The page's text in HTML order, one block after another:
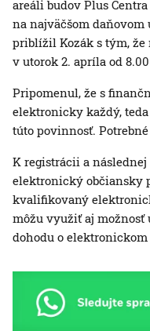
areáli budov Plus
na najväčšom daňovom
priblížil Kozák s tým,
v utorok 2. apríla od
Pripomenul, že s
elektronicky každý,
túto povinnosť.
K registrácii a
elektronický občiansky
kvalifikovaný
môžu využiť aj možnosť
dohodu o